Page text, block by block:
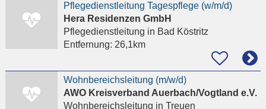
Pflegedienstleitung Tagespflege (w/m/d)
Hera Residenzen GmbH
Pflegedienstleitung in Bad Köstritz
Entfernung: 26,1km
Wohnbereichsleitung (m/w/d)
AWO Kreisverband Auerbach/Vogtland e.V.
Wohnbereichsleitung in Treuen